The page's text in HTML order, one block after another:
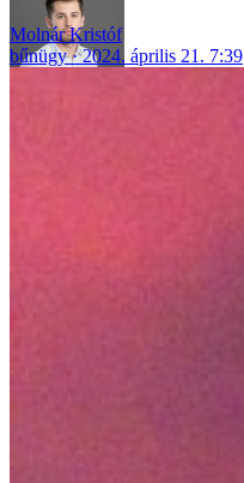
Molnár Kristóf
bűnügy
2024. április 21. 7:39